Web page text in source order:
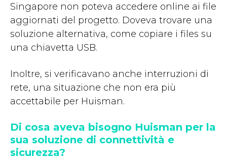
Singapore non poteva accedere online ai file
aggiornati del progetto. Doveva trovare una
soluzione alternativa, come copiare i files su
una chiavetta USB.
Inoltre, si verificavano anche interruzioni di
rete, una situazione che non era più
accettabile per Huisman.
Di cosa aveva bisogno Huisman per la
sua soluzione di connettività e
sicurezza?